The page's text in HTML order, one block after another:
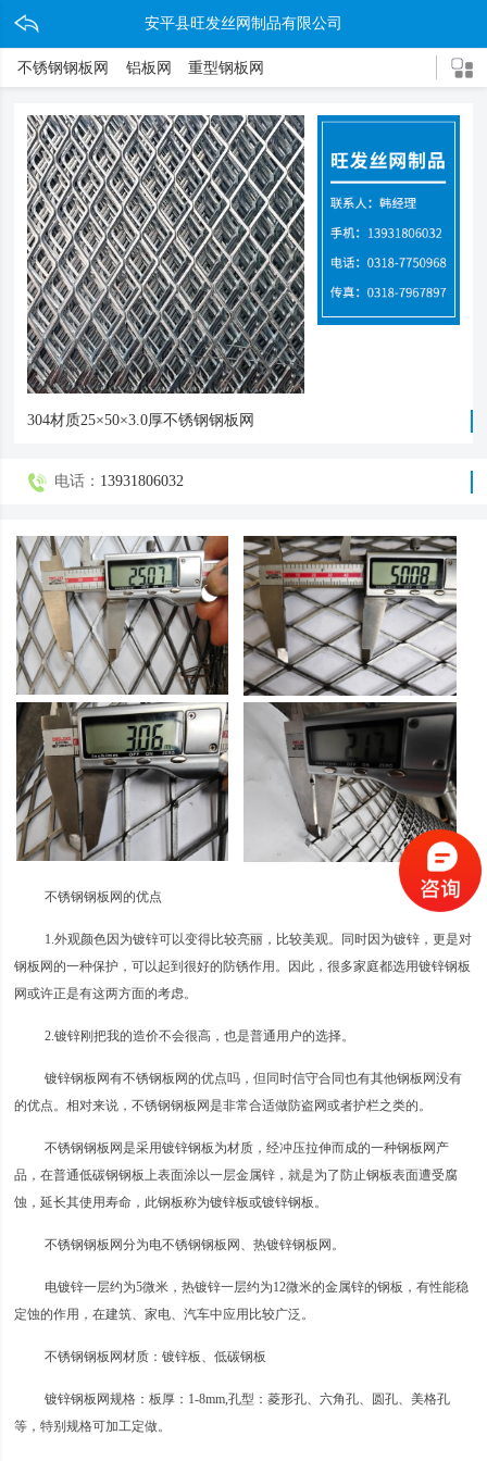
安平县旺发丝网制品有限公司
不锈钢钢板网 铝板网 重型钢板网
304材质25×50×3.0厚不锈钢钢板网
电话： 13931806032
不锈钢钢板网的优点
1.外观颜色因为镀锌可以变得比较亮丽，比较美观。同时因为镀锌，更是对
钢板网的一种保护，可以起到很好的防锈作用。因此，很多家庭都选用镀锌钢板
网或许正是有这两方面的考虑。
2.镀锌刚把我的造价不会很高，也是普通用户的选择。
镀锌钢板网有不锈钢板网的优点吗，但同时信守合同也有其他钢板网没有
的优点。相对来说，不锈钢钢板网是非常合适做防盗网或者护栏之类的。
不锈钢钢板网是采用镀锌钢板为材质，经冲压拉伸而成的一种钢板网产
品，在普通低碳钢钢板上表面涂以一层金属锌，就是为了防止钢板表面遭受腐
蚀，延长其使用寿命，此钢板称为镀锌板或镀锌钢板。
不锈钢钢板网分为电不锈钢钢板网、热镀锌钢板网。
电镀锌一层约为5微米，热镀锌一层约为12微米的金属锌的钢板，有性能稳
定蚀的作用，在建筑、家电、汽车中应用比较广泛。
不锈钢钢板网材质：镀锌板、低碳钢板
镀锌钢板网规格：板厚：1-8mm,孔型：菱形孔、六角孔、圆孔、美格孔
等，特别规格可加工定做。